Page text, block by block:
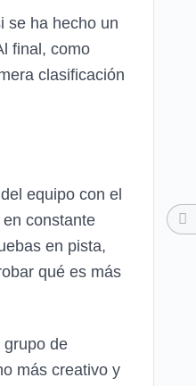
se ha hecho un
final, como
clasificación
equipo con el
constante
en pista,
qué es más
grupo de
más creativo y